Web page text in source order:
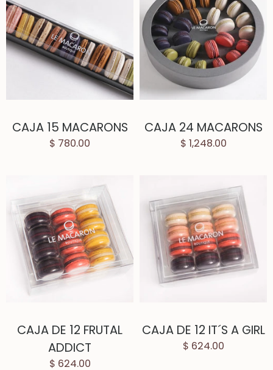
CAJA 15 MACARONS
$ 780.00
CAJA 24 MACARONS
$ 1,248.00
CAJA DE 12 FRUTAL
ADDICT
$ 624.00
CAJA DE 12 IT´S A GIRL
$ 624.00